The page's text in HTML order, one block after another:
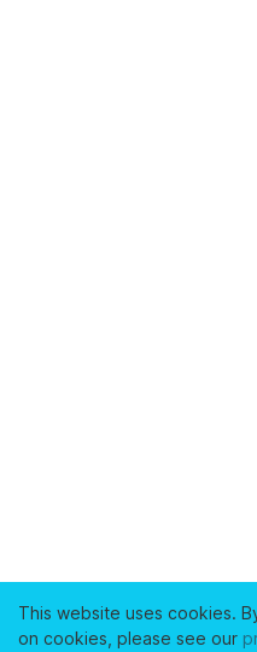
This website uses cookies.
on cookies, please see our